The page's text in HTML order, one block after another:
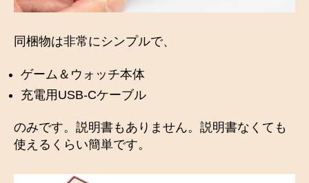
同梱物は非常にシンプルで、
ゲーム＆ウォッチ本体
充電用USB-Cケーブル
のみです。説明書もありません。説明書なくても
使えるくらい簡単です。